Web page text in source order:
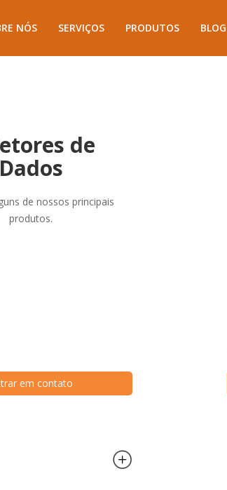
NÓS SERVIÇOS PRODUTOS BLOG
de
Dados
de nossos principais
produtos.
em contato